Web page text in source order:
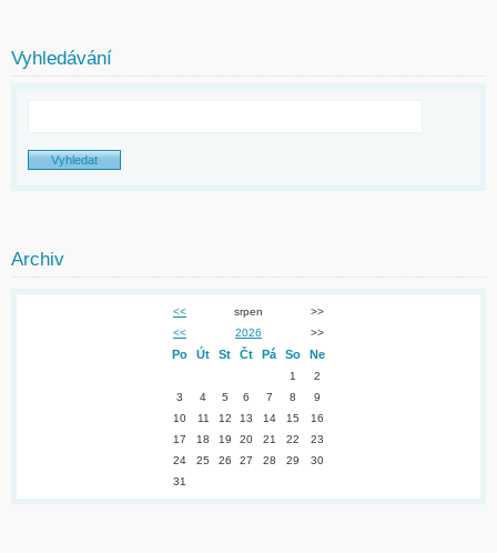
Vyhledávání
Archiv
<< srpen
>>
<<
2026 >>
Po Út St Čt Pá So Ne
1
2
3
4 5 6 7 8
9
10
11 12 13 14 15
16
17
18 19 20 21 22
23
24
25 26 27 28 29
30
31